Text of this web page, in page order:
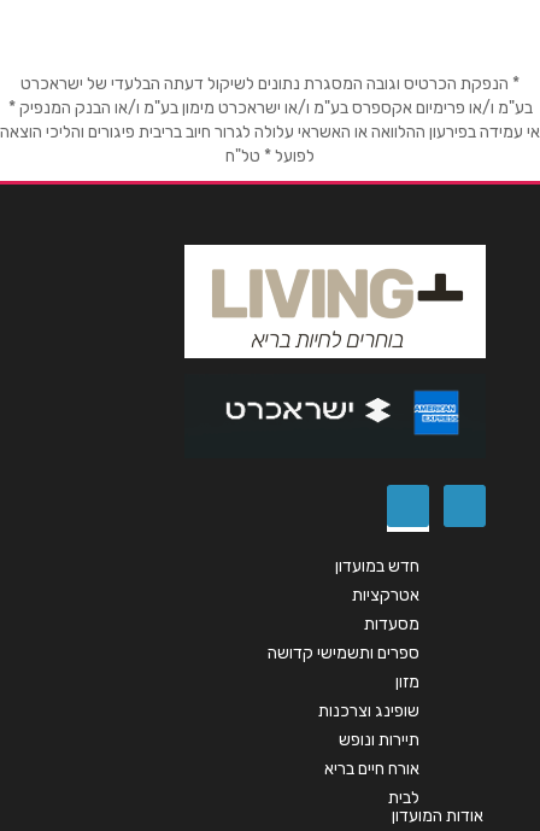
טלפון*
אנא חזרו אלי בקשר ל...
* הנפקת הכרטיס וגובה המסגרת נתונים לשיקול דעתה הבלעדי של ישראכרט
בע"מ ו/או פרימיום אקספרס בע"מ ו/או ישראכרט מימון בע"מ ו/או הבנק המנפיק *
אי עמידה בפירעון ההלוואה או האשראי עלולה לגרור חיוב בריבית פיגורים והליכי הוצאה
לפועל * טל"ח
חדש במועדון
אטרקציות
מסעדות
ספרים ותשמישי קדושה
מזון
שופינג וצרכנות
תיירות ונופש
אורח חיים בריא
לבית
אודות המועדון